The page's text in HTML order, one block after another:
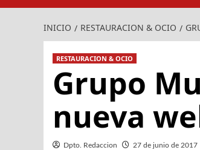
INICIO RESTAURACION & OCIO
RESTAURACION & OCIO
Grupo
nueva
Dpto. Redaccion 27 de junio de 2017